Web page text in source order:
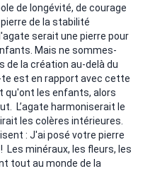
de longévité, de courage
de la stabilité
serait une pierre pour
Mais ne sommes-
de la création au-delà du
est en rapport avec cette
qu'ont les enfants, alors
L’agate harmoniserait le
les colères intérieures.
: J'ai posé votre pierre
Les minéraux, les fleurs, les
tout au monde de la